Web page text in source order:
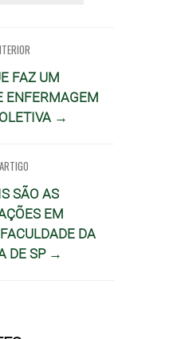
FAZ UM
ENFERMAGEM
→
SÃO AS
EM
DA
DE SP →